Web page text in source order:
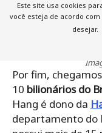
Por fim,
10 bilionários do
Hang é dono da
departamento do
Este site usa cookies
você esteja de acordo
desejar.